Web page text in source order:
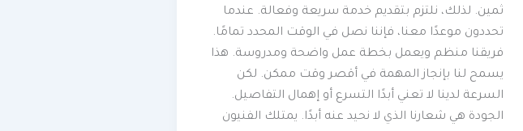
ثمين. لذلك، نلتزم بتقديم خدمة سريعة وفعالة. عندما
تحددون موعدًا معنا، فإننا نصل في الوقت المحدد تمامًا.
فريقنا منظم ويعمل بخطة عمل واضحة ومدروسة. هذا
يسمح لنا بإنجاز المهمة في أقصر وقت ممكن. لكن
السرعة لدينا لا تعني أبدًا التسرع أو إهمال التفاصيل.
الجودة هي شعارنا الذي لا نحيد عنه أبدًا. يمتلك الفنيون